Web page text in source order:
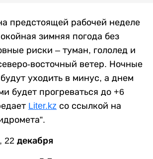
предстоящей рабочей неделе
зимняя погода без
риски – туман, гололед и
восточный ветер. Ночные
уходить в минус, а днем
будет прогреваться до +6
Liter.kz со ссылкой на
22 декабря